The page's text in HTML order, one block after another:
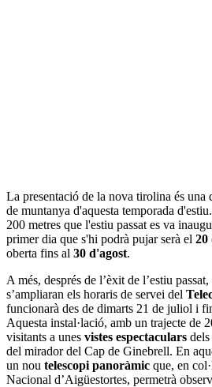
La presentació de la nova tirolina és una
de muntanya d'aquesta temporada
200 metres que l'estiu passat es va
primer dia que s'hi podrà pujar serà el 20
oberta fins al 30 d'agost.
A més, després de l’èxit de l’estiu
s’ampliaran els horaris de servei del
funcionarà des de dimarts 21 de juliol i
Aquesta instal·lació, amb un trajecte de
visitants a unes vistes espectaculars
del mirador del Cap de Ginebrell. En
un nou telescopi panoràmic que, en
Nacional d’Aigüestortes, permetrà